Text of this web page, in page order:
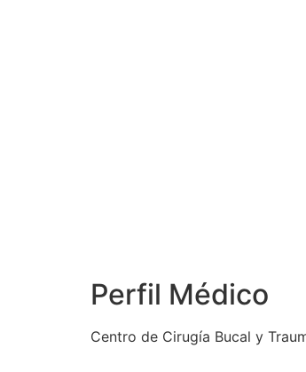
Perfil Médico
Centro de Cirugía Bucal y